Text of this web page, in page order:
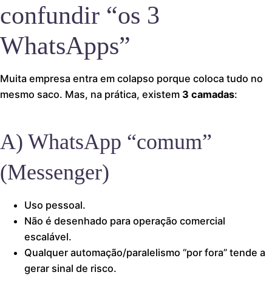
confundir “os 3
WhatsApps”
Muita empresa entra em colapso porque coloca tudo no
mesmo saco. Mas, na prática, existem 3 camadas:
A) WhatsApp “comum”
(Messenger)
Uso pessoal.
Não é desenhado para operação comercial
escalável.
Qualquer automação/paralelismo “por fora” tende a
gerar sinal de risco.